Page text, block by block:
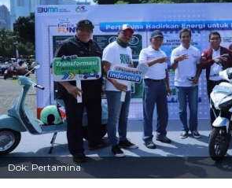
Dok: Pertamina